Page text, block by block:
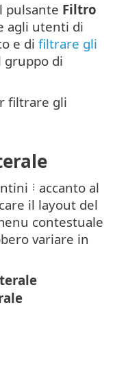
pulsante Filtro
agli utenti di
e di filtrare gli
gruppo di
filtrare gli
accanto al
il layout del
contestuale
variare in